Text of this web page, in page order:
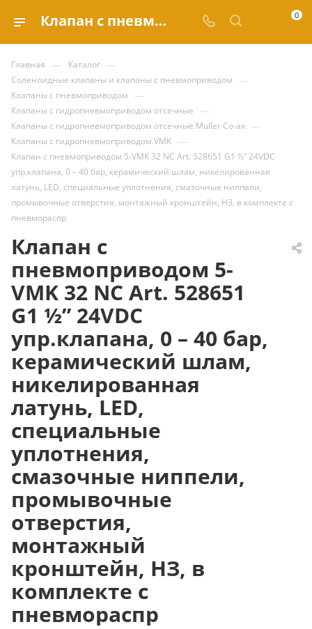
Клапан с пневмоприводом 5-VMK 32 NC Art. 528651 G1 ½” 24VDC упр.клапана, 0 – 40 бар, керамический шлам, никелированная латунь, LED, специальные уплотнения, смазочные ниппели, промывочные отверстия, монтажный кронштейн, НЗ, в комплекте с пневмораспр купить за 165 309.62 ₽ | Valve.ru 0
Главная — Каталог —
Соленоидные клапаны и клапаны с пневмоприводом —
Клапаны с пневмоприводом —
Клапаны с гидропневмоприводом отсечные —
Клапаны с гидропневмоприводом отсечные Muller Co-ax —
Клапаны с гидропневмоприводом VMK —
Клапан с пневмоприводом 5-VMK 32 NC Art. 528651 G1 ½” 24VDC
упр.клапана, 0 – 40 бар, керамический шлам, никелированная
латунь, LED, специальные уплотнения, смазочные ниппели,
промывочные отверстия, монтажный кронштейн, НЗ, в комплекте с
пневмораспр
Клапан с
пневмоприводом 5-
VMK 32 NC Art. 528651
G1 ½” 24VDC
упр.клапана, 0 – 40 бар,
керамический шлам,
никелированная
латунь, LED,
специальные
уплотнения,
смазочные ниппели,
промывочные
отверстия,
монтажный
кронштейн, НЗ, в
комплекте с
пневмораспр